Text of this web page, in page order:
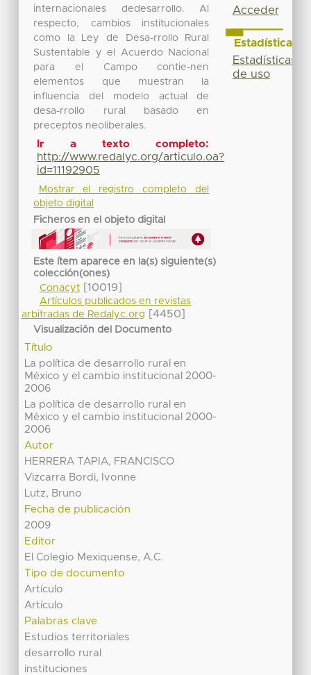
internacionales dedesarrollo. Al
respecto, cambios institucionales
como la Ley de Desa-rrollo Rural
Sustentable y el Acuerdo Nacional
para el Campo contie-nen
elementos que muestran la
influencia del modelo actual de
desa-rrollo rural basado en
preceptos neoliberales.
Ir a texto completo:
http://www.redalyc.org/articulo.oa?
id=11192905
Mostrar el registro completo del
objeto digital
Ficheros en el objeto digital
Este ítem aparece en la(s) siguiente(s)
colección(ones)
Conacyt[10019]
Artículos publicados en revistas
arbitradas de Redalyc.org
[4450]
Visualización del Documento
Título
La política de desarrollo rural en
México y el cambio institucional 2000-
2006
La política de desarrollo rural en
México y el cambio institucional 2000-
2006
Autor
HERRERA TAPIA, FRANCISCO
Vizcarra Bordi, Ivonne
Lutz, Bruno
Fecha de publicación
2009
Editor
El Colegio Mexiquense, A.C.
Tipo de documento
Artículo
Artículo
Palabras clave
Estudios territoriales
desarrollo rural
instituciones
Acceder
Estadísticas
Estadísticas
de uso